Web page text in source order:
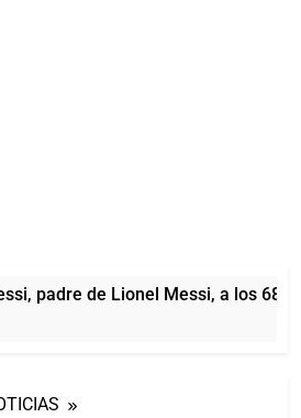
padre de Lionel Messi, a los 68